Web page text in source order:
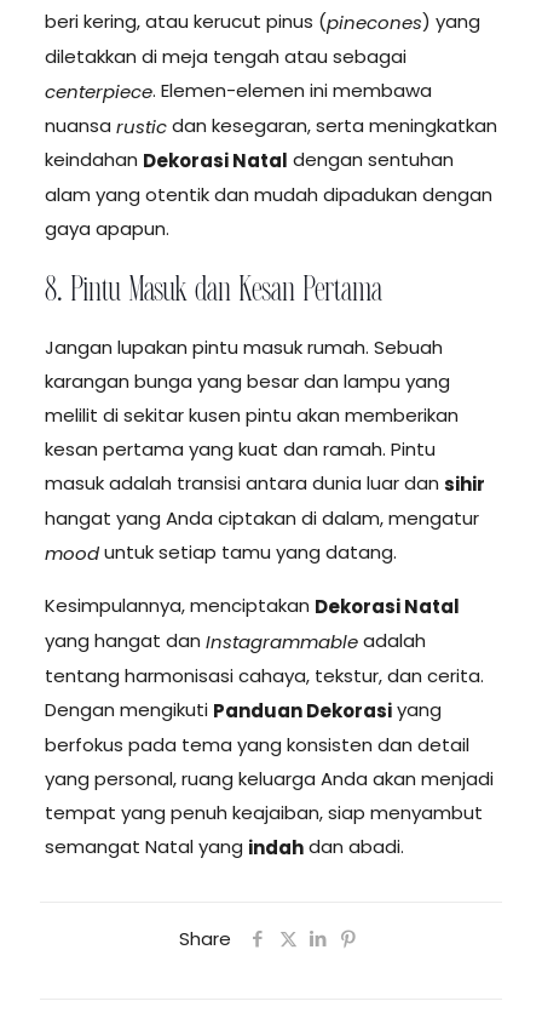
beri kering, atau kerucut pinus (pinecones) yang
diletakkan di meja tengah atau sebagai
centerpiece. Elemen-elemen ini membawa
nuansa rusticdan kesegaran, serta meningkatkan
keindahan Dekorasi Natal dengan sentuhan
alam yang otentik dan mudah dipadukan dengan
gaya apapun.
8. Pintu Masuk dan Kesan Pertama
Jangan lupakan pintu masuk rumah. Sebuah
karangan bunga yang besar dan lampu yang
melilit di sekitar kusen pintu akan memberikan
kesan pertama yang kuat dan ramah. Pintu
masuk adalah transisi antara dunia luar dan sihir
hangat yang Anda ciptakan di dalam, mengatur
mooduntuk setiap tamu yang datang.
Kesimpulannya, menciptakan Dekorasi Natal
yang hangat dan Instagrammableadalah
tentang harmonisasi cahaya, tekstur, dan cerita.
Dengan mengikuti Panduan Dekorasiyang
berfokus pada tema yang konsisten dan detail
yang personal, ruang keluarga Anda akan menjadi
tempat yang penuh keajaiban, siap menyambut
semangat Natal yang indahdan abadi.
Share